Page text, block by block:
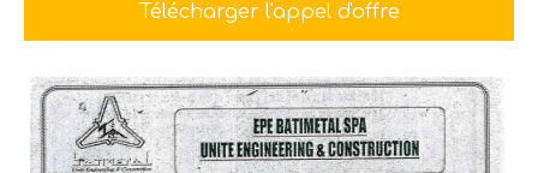
Télécharger l'appel d'offre